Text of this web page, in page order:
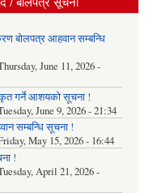
बोलपत्र आहवान सम्बन्धि
June 11, 2026 -
गर्ने आशयको सूचना !
June 9, 2026 - 21:34
सम्बन्धि सूचना !
May 15, 2026 - 16:44
!
April 21, 2026 -